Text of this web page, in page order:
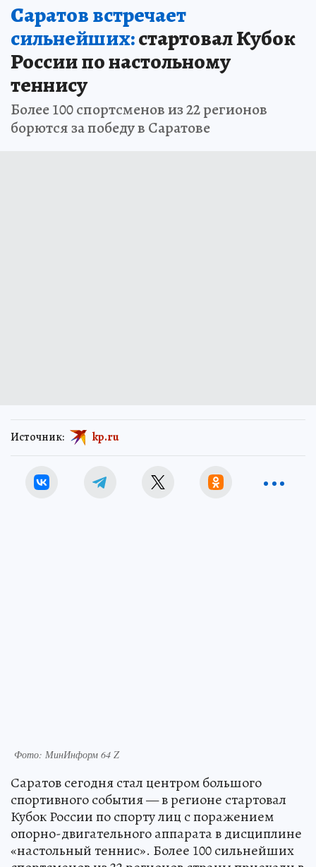
Саратов встречает
сильнейших:стартовал Кубок
России по настольному
теннису
Более 100 спортсменов из 22 регионов
борются за победу в Саратове
Источник: kp.ru
Фото: МинИнформ 64 Z
Саратов сегодня стал центром большого
спортивного события — в регионе стартовал
Кубок России по спорту лиц с поражением
опорно-двигательного аппарата в дисциплине
«настольный теннис». Более 100 сильнейших